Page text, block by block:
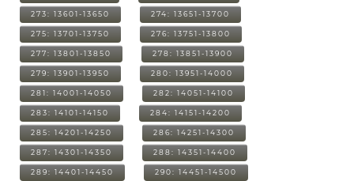
273: 13601-13650 274: 13651-13700
275: 13701-13750 276: 13751-13800
277: 13801-13850 278: 13851-13900
279: 13901-13950 280: 13951-14000
281: 14001-14050 282: 14051-14100
283: 14101-14150 284: 14151-14200
285: 14201-14250 286: 14251-14300
287: 14301-14350 288: 14351-14400
289: 14401-14450 290: 14451-14500